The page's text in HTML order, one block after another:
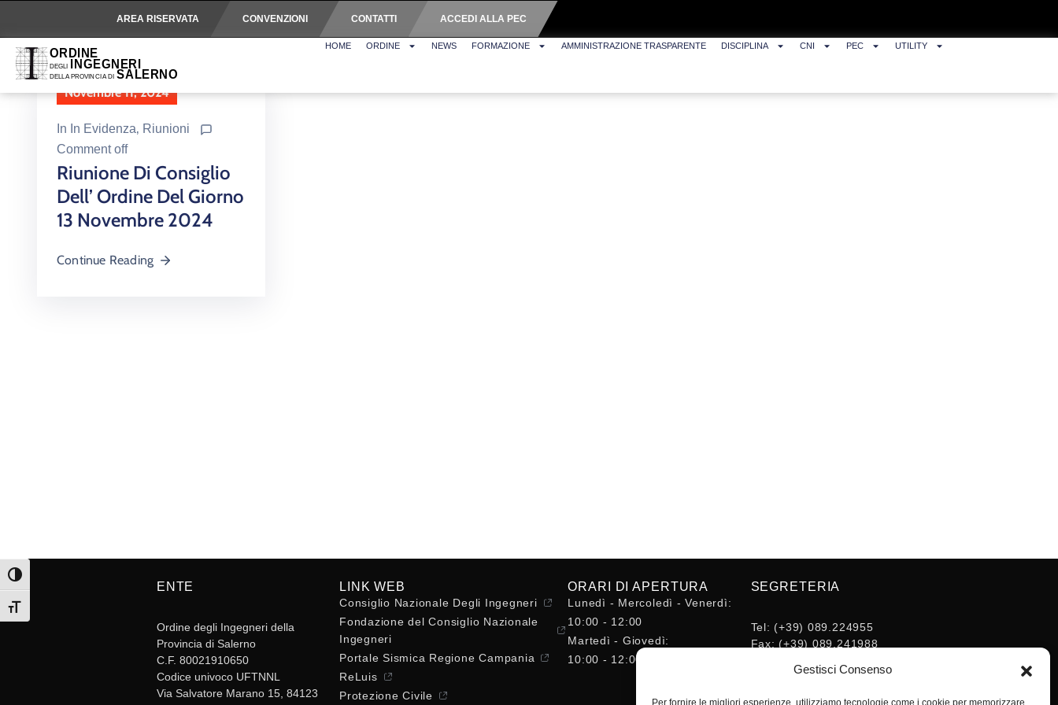
Gestisci Consenso
Per fornire le migliori esperienze, utilizziamo tecnologie come i cookie per memorizzare
AREA RISERVATA CONVENZIONI CONTATTI ACCEDI ALLA PEC
HOME ORDINE NEWS FORMAZIONE AMMINISTRAZIONE TRASPARENTE DISCIPLINA CNI PEC UTILITY
Novembre 11, 2024
In In Evidenza‚ Riunioni
Comment off
Riunione Di Consiglio
Dell’ Ordine Del Giorno
13 Novembre 2024
Continue Reading
Attiva/disattiva alto contrasto
Attiva/disattiva dimensione testo
ENTE
Ordine degli Ingegneri della
Provincia di Salerno
C.F. 80021910650
Codice univoco UFTNNL
Via Salvatore Marano 15, 84123
LINK WEB
Consiglio Nazionale Degli Ingegneri
Fondazione del Consiglio Nazionale
Ingegneri
Portale Sismica Regione Campania
ReLuis
Protezione Civile
ORARI DI APERTURA
Lunedì - Mercoledì - Venerdì:
10:00 - 12:00
Martedì - Giovedì:
10:00 - 12:00 / 14:30 - 16:30
SEGRETERIA
Tel: (+39) 089.224955
Fax: (+39) 089.241988
segreteria@ordineingsa.it